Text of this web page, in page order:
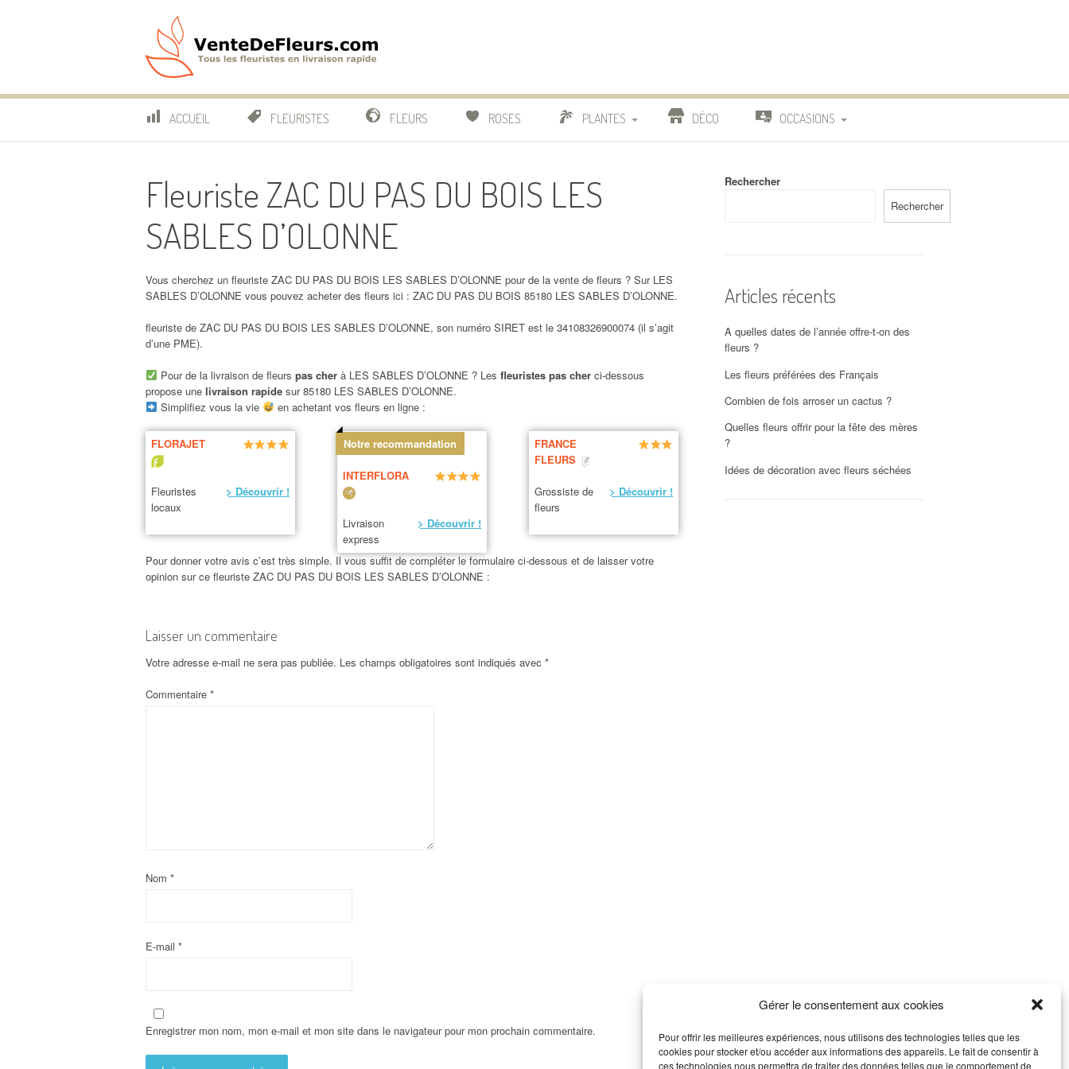
Gérer le consentement aux cookies
Pour offrir les meilleures expériences, nous utilisons des technologies telles que les
cookies pour stocker et/ou accéder aux informations des appareils. Le fait de consentir à
ces technologies nous permettra de traiter des données telles que le comportement de
VenteDeFleurs.com
ACCUEIL FLEURISTES FLEURS ROSES PLANTES
CACTUS
DÉCO OCCASIONS
Fleuriste ZAC DU PAS DU BOIS LES
SABLES D’OLONNE
Vous cherchez un fleuriste ZAC DU PAS DU BOIS LES SABLES D’OLONNE pour de la vente de fleurs ? Sur LES
SABLES D’OLONNE vous pouvez acheter des fleurs ici : ZAC DU PAS DU BOIS 85180 LES SABLES D’OLONNE.
fleuriste de ZAC DU PAS DU BOIS LES SABLES D’OLONNE, son numéro SIRET est le 34108326900074 (il s’agit
d’une PME).
Pour de la livraison de fleurs pas cherà LES SABLES D’OLONNE ? Les fleuristes pas cher ci-dessous
propose une livraison rapide sur 85180 LES SABLES D’OLONNE.
Simplifiez vous la vie
en achetant vos fleurs en ligne :
FLORAJET
Fleuristes
locaux
> Découvrir !
Notre recommandation
INTERFLORA
Livraison
express
> Découvrir !
FRANCE
FLEURS
Grossiste de
fleurs
> Découvrir !
Pour donner votre avis c’est très simple. Il vous suffit de compléter le formulaire ci-dessous et de laisser votre
opinion sur ce fleuriste ZAC DU PAS DU BOIS LES SABLES D’OLONNE :
Laisser un commentaire
Votre adresse e-mail ne sera pas publiée. Les champs obligatoires sont indiqués avec *
Commentaire *
Nom *
E-mail *
Enregistrer mon nom, mon e-mail et mon site dans le navigateur pour mon prochain commentaire.
Rechercher
Rechercher
Articles récents
A quelles dates de l’année offre-t-on des
fleurs ?
Les fleurs préférées des Français
Combien de fois arroser un cactus ?
Quelles fleurs offrir pour la fête des mères
?
Idées de décoration avec fleurs séchées